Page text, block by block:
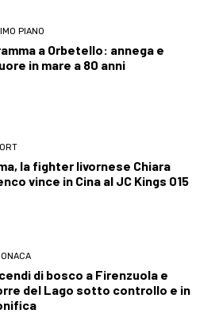
PIANO
a Orbetello: annega e
in mare a 80 anni
la fighter livornese Chiara
vince in Cina al JC Kings 015
di bosco a Firenzuola e
del Lago sotto controllo e in